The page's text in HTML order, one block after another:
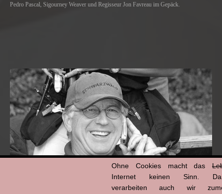
Pedro Pascal, Sigourney Weaver und Regisseur Jon Favreau im Gepäck.
Ohne Cookies macht das
Internet keinen Sinn.
verarbeiten auch wir